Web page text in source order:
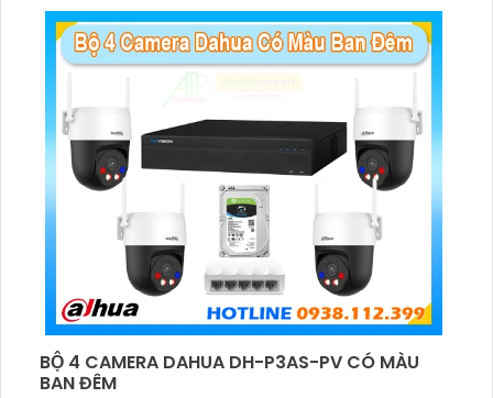
BỘ 4 CAMERA DAHUA DH-P3AS-PV CÓ MÀU
BAN ĐÊM